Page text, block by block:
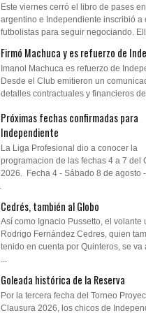
Este viernes cerró el libro de pases en
argentino e Independiente inscribió a
futbolistas para seguir negociando.
Firmó Machuca y es refuerzo de
Imanol Machuca es refuerzo de
Desde el Club emitieron un
detalles contractuales y financieros de
Próximas fechas confirmadas para
Independiente
La Liga Profesional dio a conocer la
programacion de las fechas 4 a 7 del
2026. Fecha 4 - Sábado 8 de agosto
Cedrés, también al Globo
Así como Ignacio Pussetto, el volante
Rodrigo Fernández Cedres, quien
tenido en cuenta por Quinteros, se va
...
Goleada histórica de la Reserva
Por la tercera fecha del Torneo
Clausura 2026, los chicos de